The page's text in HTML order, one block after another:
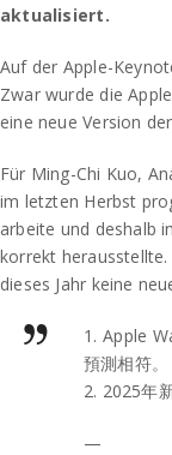
aktualisiert.
Auf der Apple-
Zwar wurde die
eine neue Version
Für Ming-Chi Kuo,
im letzten Herbst
arbeite und deshalb
korrekt
dieses Jahr keine
1. Apple
預測相符。
2. 2025年
—